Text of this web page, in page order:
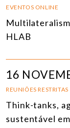
EVENTOS ONLINE
HLAB
16
REUNIÕES RESTRITAS
Think-tanks,
sustentável